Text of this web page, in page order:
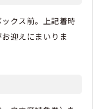
クス前。上記着時
迎えにまいりま